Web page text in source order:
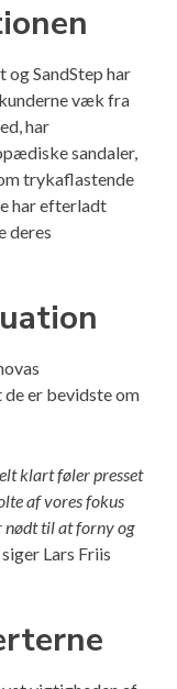
SandStep har
væk fra
har
sandaler,
trykaflastende
har efterladt
deres
er bevidste om
klart føler presset
af vores fokus
nødt til at forny og
siger Lars Friis